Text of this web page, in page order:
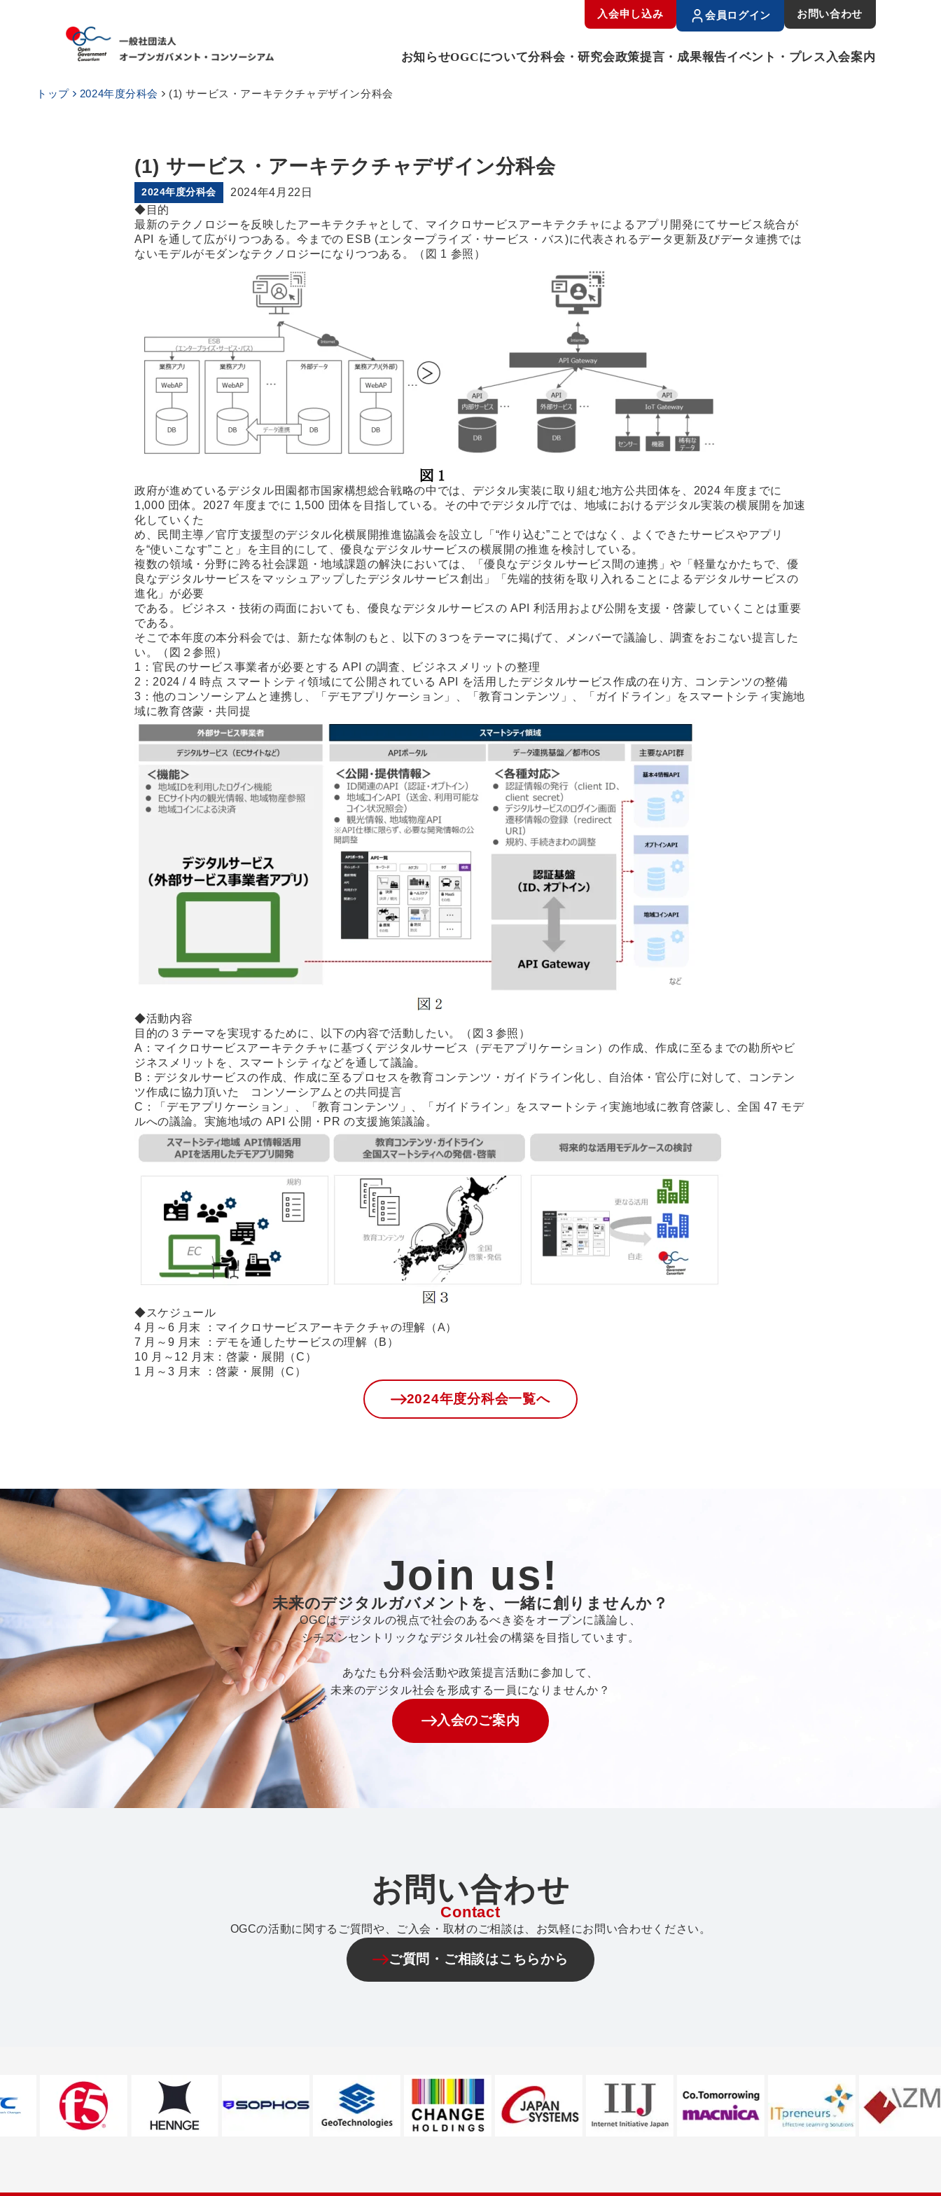
お知らせOGCについて分科会・研究会政策提言・成果報告イベント・プレス 入会案内
入会申し込み 会員ログイン お問い合わせ
トップ 2024年度分科会 (1) サービス・アーキテクチャデザイン分科会
(1) サービス・アーキテクチャデザイン分科会
2024年度分科会
2024年4月22日
◆目的
最新のテクノロジーを反映したアーキテクチャとして、マイクロサービスアーキテクチャによるアプリ開発にてサービス統合が
API を通して広がりつつある。今までの ESB (エンタープライズ・サービス・バス)に代表されるデータ更新及びデータ連携では
ないモデルがモダンなテクノロジーになりつつある。（図 1 参照）
政府が進めているデジタル田園都市国家構想総合戦略の中では、デジタル実装に取り組む地方公共団体を、2024 年度までに
1,000 団体。2027 年度までに 1,500 団体を目指している。その中でデジタル庁では、地域におけるデジタル実装の横展開を加速
化していくた
め、民間主導／官庁支援型のデジタル化横展開推進協議会を設立し「“作り込む”ことではなく、よくできたサービスやアプリ
を“使いこなす”こと」を主目的にして、優良なデジタルサービスの横展開の推進を検討している。
複数の領域・分野に跨る社会課題・地域課題の解決においては、「優良なデジタルサービス間の連携」や「軽量なかたちで、優
良なデジタルサービスをマッシュアップしたデジタルサービス創出」「先端的技術を取り入れることによるデジタルサービスの
進化」が必要
である。ビジネス・技術の両面においても、優良なデジタルサービスの API 利活用および公開を支援・啓蒙していくことは重要
である。
そこで本年度の本分科会では、新たな体制のもと、以下の３つをテーマに掲げて、メンバーで議論し、調査をおこない提言した
い。（図２参照）
1：官民のサービス事業者が必要とする API の調査、ビジネスメリットの整理
2：2024 / 4 時点 スマートシティ領域にて公開されている API を活用したデジタルサービス作成の在り方、コンテンツの整備
3：他のコンソーシアムと連携し、「デモアプリケーション」、「教育コンテンツ」、「ガイドライン」をスマートシティ実施地
域に教育啓蒙・共同提
◆活動内容
目的の３テーマを実現するために、以下の内容で活動したい。（図３参照）
A：マイクロサービスアーキテクチャに基づくデジタルサービス（デモアプリケーション）の作成、作成に至るまでの勘所やビ
ジネスメリットを、スマートシティなどを通して議論。
B：デジタルサービスの作成、作成に至るプロセスを教育コンテンツ・ガイドライン化し、自治体・官公庁に対して、コンテン
ツ作成に協力頂いた コンソーシアムとの共同提言
C：「デモアプリケーション」、「教育コンテンツ」、「ガイドライン」をスマートシティ実施地域に教育啓蒙し、全国 47 モデ
ルへの議論。実施地域の API 公開・PR の支援施策議論。
◆スケジュール
4 月～6 月末 ：マイクロサービスアーキテクチャの理解（A）
7 月～9 月末 ：デモを通したサービスの理解（B）
10 月～12 月末：啓蒙・展開（C）
1 月～3 月末 ：啓蒙・展開（C）
2024年度分科会一覧へ
Join us!
未来のデジタルガバメントを、一緒に創りませんか？
OGCはデジタルの視点で社会のあるべき姿をオープンに議論し、
シチズンセントリックなデジタル社会の構築を目指しています。
あなたも分科会活動や政策提言活動に参加して、
未来のデジタル社会を形成する一員になりませんか？
入会のご案内
お問い合わせ
Contact
OGCの活動に関するご質問や、ご入会・取材のご相談は、お気軽にお問い合わせください。
ご質問・ご相談はこちらから